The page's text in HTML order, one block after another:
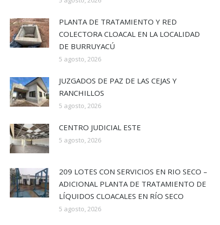
PLANTA DE TRATAMIENTO Y RED
COLECTORA CLOACAL EN LA LOCALIDAD
DE BURRUYACÚ
5 agosto, 2026
JUZGADOS DE PAZ DE LAS CEJAS Y
RANCHILLOS
5 agosto, 2026
CENTRO JUDICIAL ESTE
5 agosto, 2026
209 LOTES CON SERVICIOS EN RIO SECO –
ADICIONAL PLANTA DE TRATAMIENTO DE
LÍQUIDOS CLOACALES EN RÍO SECO
5 agosto, 2026